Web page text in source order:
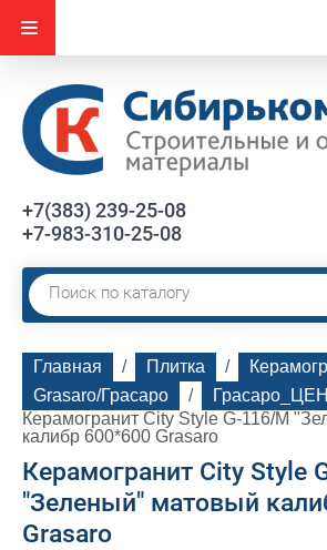
+7(383) 239-25-08
+7-983-310-25-08
Главная
  /
Плитка
  /
Grasaro/Грасаро
  /
Керамогранит City Style G-116/M
калибр 600*600 Grasaro
Керамогранит City Style
"Зеленый" матовый
Grasaro